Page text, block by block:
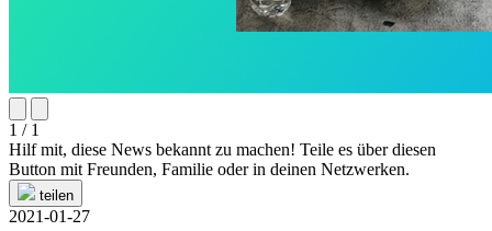
1 / 1
Hilf mit, diese News bekannt zu machen! Teile es über diesen
Button mit Freunden, Familie oder in deinen Netzwerken.
teilen
2021-01-27